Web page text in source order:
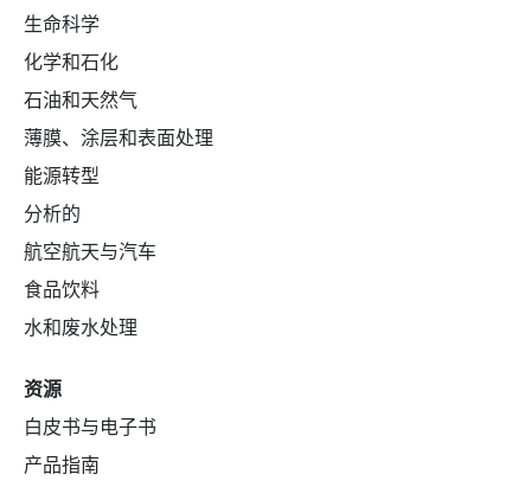
生命科学
化学和石化
石油和天然气
薄膜、涂层和表面处理
能源转型
分析的
航空航天与汽车
食品饮料
水和废水处理
资源
白皮书与电子书
产品指南